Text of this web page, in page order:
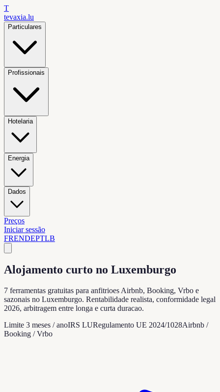
T
tevaxia.lu
Particulares
Profissionais
Hotelaria
Energia
Dados
Preços
Iniciar sessão
FRENDEPTLB
Alojamento curto no Luxemburgo
7 ferramentas gratuitas para anfitrioes Airbnb, Booking, Vrbo e
sazonais no Luxemburgo. Rentabilidade realista, conformidade legal
2026, arbitragem entre longa e curta duracao.
Limite 3 meses / anoIRS LURegulamento UE 2024/1028Airbnb /
Booking / Vrbo